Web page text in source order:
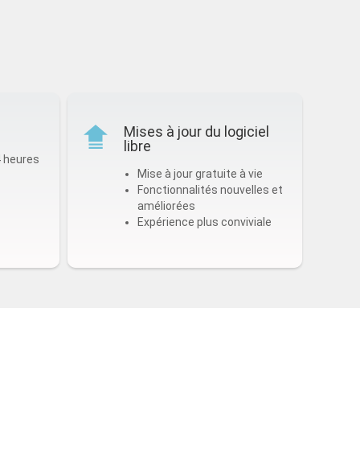
heures
Mises à jour du logiciel
libre
Mise à jour gratuite à vie
Fonctionnalités nouvelles et
améliorées
Expérience plus conviviale